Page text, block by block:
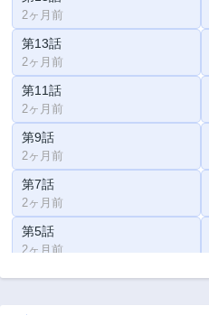
2ヶ月前
第13話
2ヶ月前
第11話
2ヶ月前
第9話
2ヶ月前
第7話
2ヶ月前
第5話
2ヶ月前
第3話